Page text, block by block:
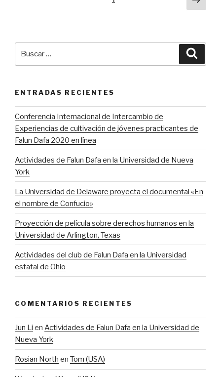
ENTRADAS RECIENTES
​Conferencia Internacional de Intercambio de
Experiencias de cultivación de jóvenes practicantes de
Falun Dafa 2020 en línea
Actividades de Falun Dafa en la Universidad de Nueva
York
La Universidad de Delaware proyecta el documental «En
el nombre de Confucio»
Proyección de película sobre derechos humanos en la
Universidad de Arlington, Texas
Actividades del club de Falun Dafa en la Universidad
estatal de Ohio
COMENTARIOS RECIENTES
Jun Li en Actividades de Falun Dafa en la Universidad de
Nueva York
Rosian North en Tom (USA)